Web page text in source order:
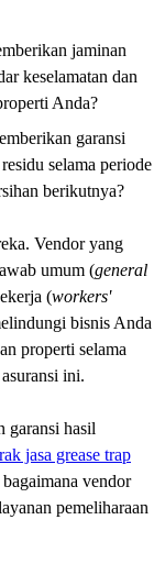
jaminan
keselamatan dan
Anda?
garansi
selama periode
berikutnya?
Vendor yang
umum (general
(workers'
bisnis Anda
properti selama
ini.
garansi hasil
jasa grease trap
vendor
pemeliharaan